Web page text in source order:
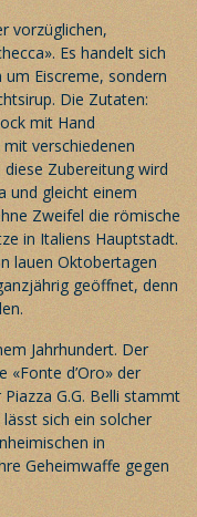
vorzüglichen,
Es handelt sich
Eiscreme, sondern
Die Zutaten:
mit Hand
verschiedenen
Zubereitung wird
und gleicht einem
Zweifel die römische
in Italiens Hauptstadt.
lauen Oktobertagen
geöffnet, denn
Jahrhundert. Der
«Fonte d’Oro» der
G.G. Belli stammt
sich ein solcher
in
Geheimwaffe gegen